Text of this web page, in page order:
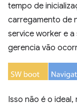
tempo de
carregamento de
service worker e
gerencia vão
Isso não é o